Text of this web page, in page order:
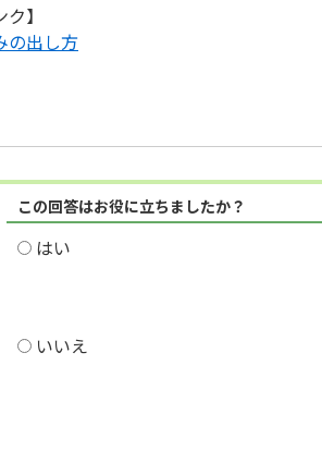
】
の出し方
この回答はお役に立ちましたか？
はい
いいえ